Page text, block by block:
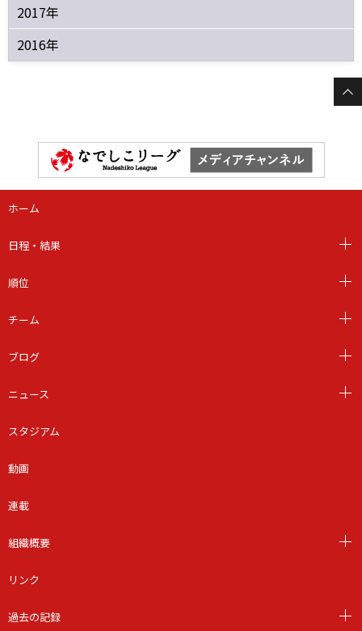
2017年
2016年
ホーム
日程・結果
順位
チーム
ブログ
ニュース
スタジアム
動画
連載
組織概要
リンク
過去の記録